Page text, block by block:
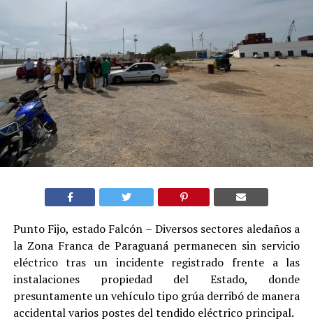
Punto Fijo, estado Falcón – Diversos sectores aledaños a
la Zona Franca de Paraguaná permanecen sin servicio
eléctrico tras un incidente registrado frente a las
instalaciones propiedad del Estado, donde
presuntamente un vehículo tipo grúa derribó de manera
accidental varios postes del tendido eléctrico principal.